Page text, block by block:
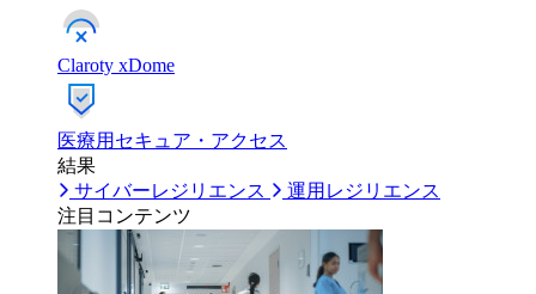
Claroty xDome
医療用セキュア・アクセス
結果
サイバーレジリエンス
運用レジリエンス
注目コンテンツ